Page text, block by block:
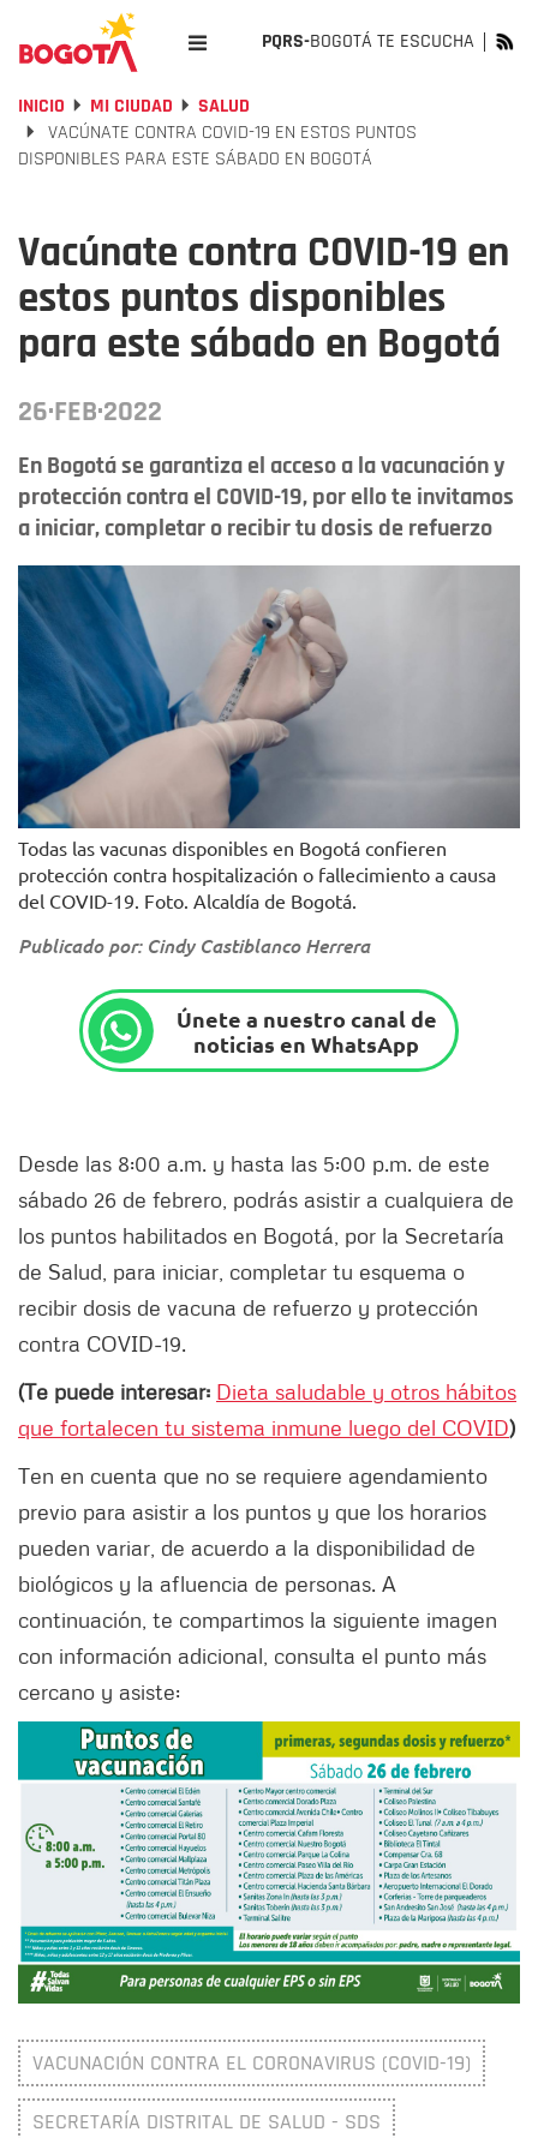
PQRS-BOGOTÁ TE ESCUCHA
INICIO MI CIUDAD
SALUD
VACÚNATE CONTRA COVID-19 EN ESTOS PUNTOS
DISPONIBLES PARA ESTE SÁBADO EN BOGOTÁ
Vacúnate contra COVID-19 en
estos puntos disponibles
para este sábado en Bogotá
26·FEB·2022
En Bogotá se garantiza el acceso a la vacunación y
protección contra el COVID-19, por ello te invitamos
a iniciar, completar o recibir tu dosis de refuerzo
Todas las vacunas disponibles en Bogotá confieren
protección contra hospitalización o fallecimiento a causa
del COVID-19. Foto. Alcaldía de Bogotá.
Publicado por: Cindy Castiblanco Herrera
Únete a nuestro canal de
noticias en WhatsApp
Desde las 8:00 a.m. y hasta las 5:00 p.m. de este
sábado 26 de febrero, podrás asistir a cualquiera de
los puntos habilitados en Bogotá, por la Secretaría
de Salud, para iniciar, completar tu esquema o
recibir dosis de vacuna de refuerzo y protección
contra COVID-19.
(Te puede interesar: Dieta saludable y otros hábitos
que fortalecen tu sistema inmune luego del COVID)
Ten en cuenta que no se requiere agendamiento
previo para asistir a los puntos y que los horarios
pueden variar, de acuerdo a la disponibilidad de
biológicos y la afluencia de personas. A
continuación, te compartimos la siguiente imagen
con información adicional, consulta el punto más
cercano y asiste:
VACUNACIÓN CONTRA EL CORONAVIRUS (COVID-19)
SECRETARÍA DISTRITAL DE SALUD - SDS